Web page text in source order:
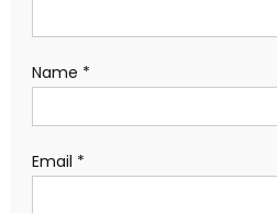
Name *
Email *